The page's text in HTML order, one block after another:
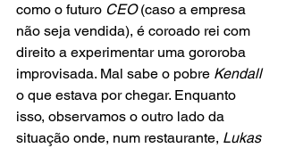
como o futuro CEO (caso a empresa
não seja vendida), é coroado rei com
direito a experimentar uma gororoba
improvisada. Mal sabe o pobre Kendall
o que estava por chegar. Enquanto
isso, observamos o outro lado da
situação onde, num restaurante, Lukas